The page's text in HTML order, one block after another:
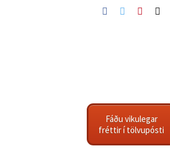
Facebook
TwitterPinterest
Fáðu vikulegar
fréttir í tölvupósti